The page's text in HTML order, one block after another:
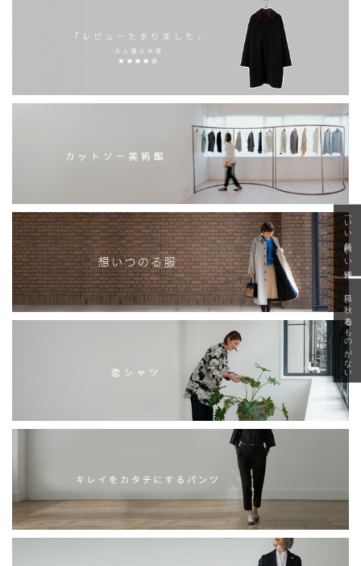
「いい年齢 いい洋服」
急に秋、着るものがない